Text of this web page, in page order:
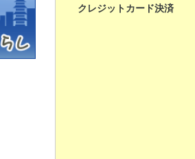
クレジットカード決済